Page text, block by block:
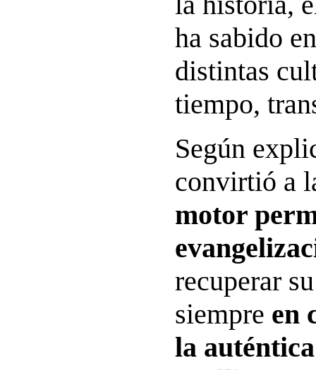
ha sabido
distintas
tiempo,
Según
convirtió a
motor
recuperar
siempre en
la